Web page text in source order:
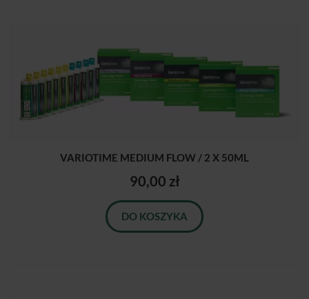
VARIOTIME MEDIUM FLOW / 2 X 50ML
90,00 zł
DO KOSZYKA